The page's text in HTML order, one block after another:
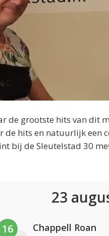
de grootste hits van dit
hits en natuurlijk een
bij de Sleutelstad 30
23
16 Chappell Roan